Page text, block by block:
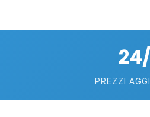
PREZZI